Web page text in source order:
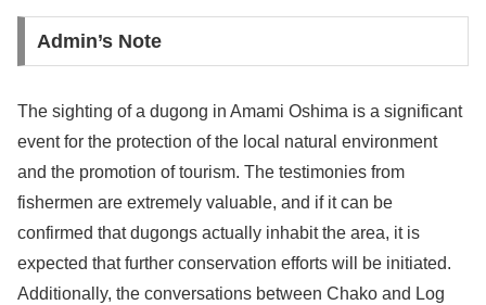
Admin’s Note
The sighting of a dugong in Amami Oshima is a significant
event for the protection of the local natural environment
and the promotion of tourism. The testimonies from
fishermen are extremely valuable, and if it can be
confirmed that dugongs actually inhabit the area, it is
expected that further conservation efforts will be initiated.
Additionally, the conversations between Chako and Log